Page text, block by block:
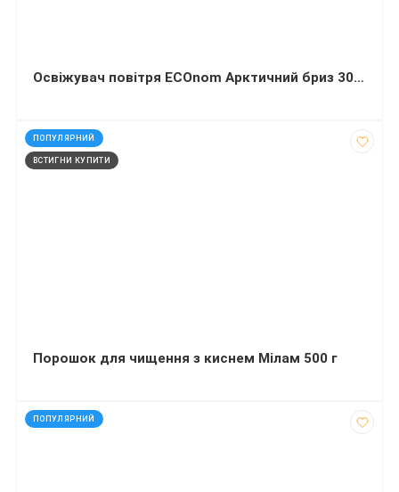
Освіжувач повітря ECOnom Арктичний бриз 300 мілілітрів
ПОПУЛЯРНИЙ
ВСТИГНИ КУПИТИ
код: 13419
Порошок для чищення з киснем Мілам 500 г
ПОПУЛЯРНИЙ
код: 40775